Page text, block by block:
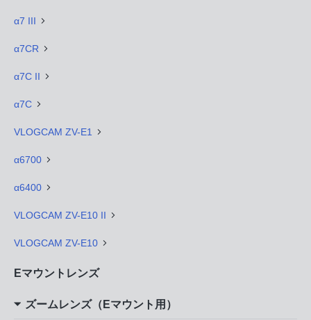
α7 III
α7CR
α7C II
α7C
VLOGCAM ZV-E1
α6700
α6400
VLOGCAM ZV-E10 II
VLOGCAM ZV-E10
Eマウントレンズ
ズームレンズ（Eマウント用）